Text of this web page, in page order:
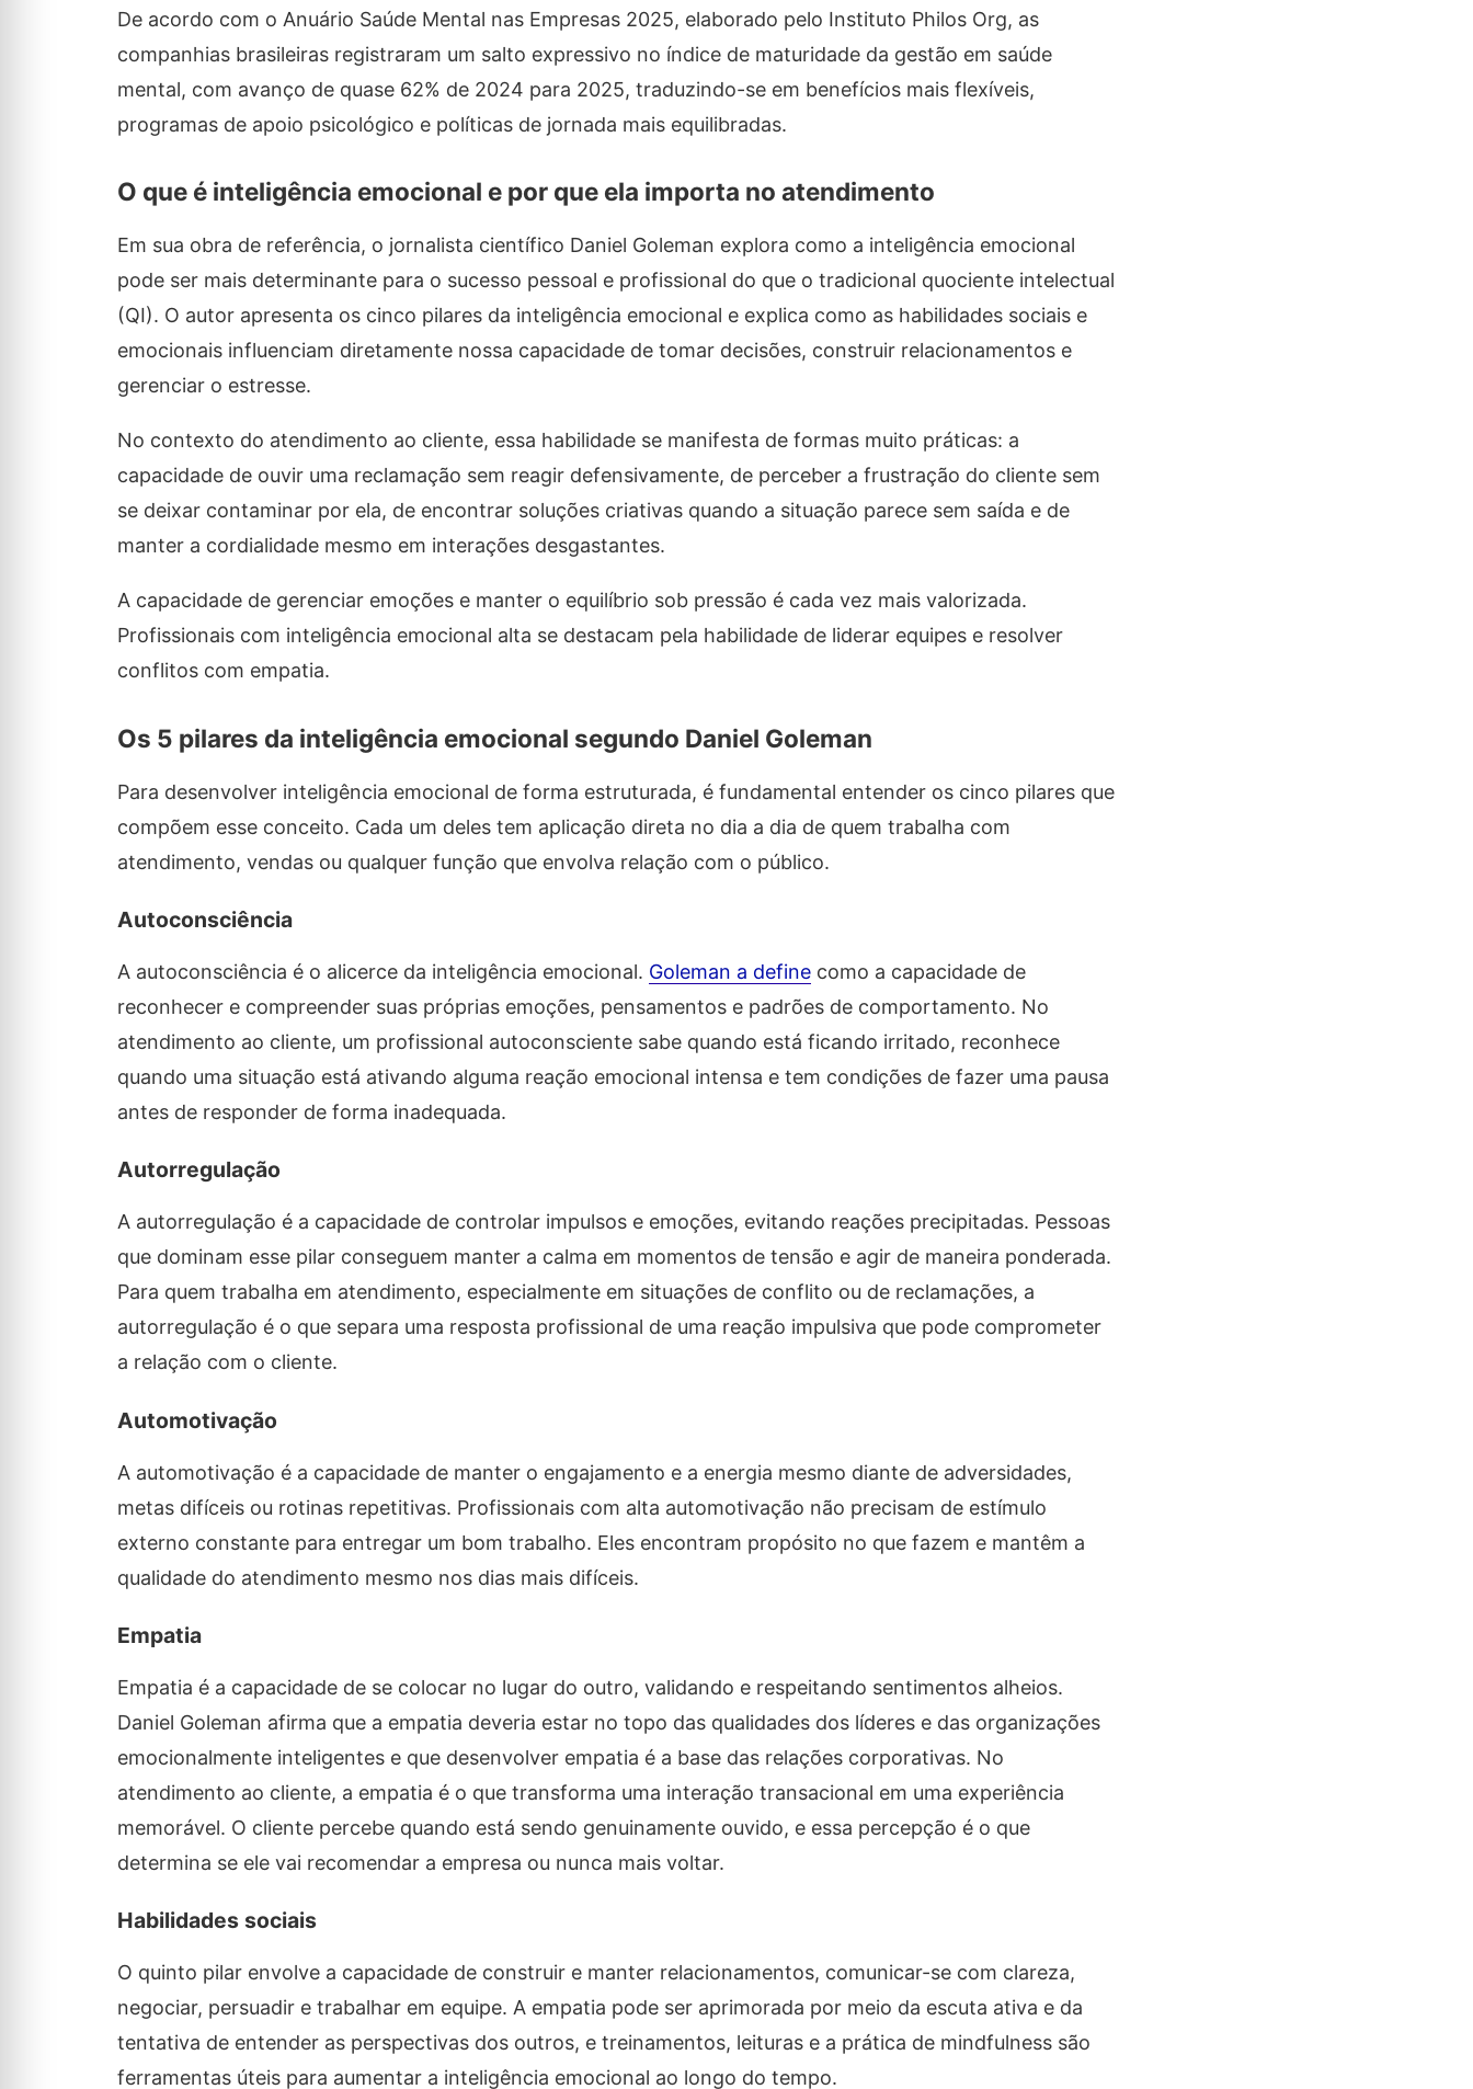
De acordo com o Anuário Saúde Mental nas Empresas 2025, elaborado pelo Instituto Philos Org, as
companhias brasileiras registraram um salto expressivo no índice de maturidade da gestão em saúde
mental, com avanço de quase 62% de 2024 para 2025, traduzindo-se em benefícios mais flexíveis,
programas de apoio psicológico e políticas de jornada mais equilibradas.
O que é inteligência emocional e por que ela importa no atendimento
Em sua obra de referência, o jornalista científico Daniel Goleman explora como a inteligência emocional
pode ser mais determinante para o sucesso pessoal e profissional do que o tradicional quociente intelectual
(QI). O autor apresenta os cinco pilares da inteligência emocional e explica como as habilidades sociais e
emocionais influenciam diretamente nossa capacidade de tomar decisões, construir relacionamentos e
gerenciar o estresse.
No contexto do atendimento ao cliente, essa habilidade se manifesta de formas muito práticas: a
capacidade de ouvir uma reclamação sem reagir defensivamente, de perceber a frustração do cliente sem
se deixar contaminar por ela, de encontrar soluções criativas quando a situação parece sem saída e de
manter a cordialidade mesmo em interações desgastantes.
A capacidade de gerenciar emoções e manter o equilíbrio sob pressão é cada vez mais valorizada.
Profissionais com inteligência emocional alta se destacam pela habilidade de liderar equipes e resolver
conflitos com empatia.
Os 5 pilares da inteligência emocional segundo Daniel Goleman
Para desenvolver inteligência emocional de forma estruturada, é fundamental entender os cinco pilares que
compõem esse conceito. Cada um deles tem aplicação direta no dia a dia de quem trabalha com
atendimento, vendas ou qualquer função que envolva relação com o público.
Autoconsciência
A autoconsciência é o alicerce da inteligência emocional. Goleman a definecomo a capacidade de
reconhecer e compreender suas próprias emoções, pensamentos e padrões de comportamento. No
atendimento ao cliente, um profissional autoconsciente sabe quando está ficando irritado, reconhece
quando uma situação está ativando alguma reação emocional intensa e tem condições de fazer uma pausa
antes de responder de forma inadequada.
Autorregulação
A autorregulação é a capacidade de controlar impulsos e emoções, evitando reações precipitadas. Pessoas
que dominam esse pilar conseguem manter a calma em momentos de tensão e agir de maneira ponderada.
Para quem trabalha em atendimento, especialmente em situações de conflito ou de reclamações, a
autorregulação é o que separa uma resposta profissional de uma reação impulsiva que pode comprometer
a relação com o cliente.
Automotivação
A automotivação é a capacidade de manter o engajamento e a energia mesmo diante de adversidades,
metas difíceis ou rotinas repetitivas. Profissionais com alta automotivação não precisam de estímulo
externo constante para entregar um bom trabalho. Eles encontram propósito no que fazem e mantêm a
qualidade do atendimento mesmo nos dias mais difíceis.
Empatia
Empatia é a capacidade de se colocar no lugar do outro, validando e respeitando sentimentos alheios.
Daniel Goleman afirma que a empatia deveria estar no topo das qualidades dos líderes e das organizações
emocionalmente inteligentes e que desenvolver empatia é a base das relações corporativas. No
atendimento ao cliente, a empatia é o que transforma uma interação transacional em uma experiência
memorável. O cliente percebe quando está sendo genuinamente ouvido, e essa percepção é o que
determina se ele vai recomendar a empresa ou nunca mais voltar.
Habilidades sociais
O quinto pilar envolve a capacidade de construir e manter relacionamentos, comunicar-se com clareza,
negociar, persuadir e trabalhar em equipe. A empatia pode ser aprimorada por meio da escuta ativa e da
tentativa de entender as perspectivas dos outros, e treinamentos, leituras e a prática de mindfulness são
ferramentas úteis para aumentar a inteligência emocional ao longo do tempo.